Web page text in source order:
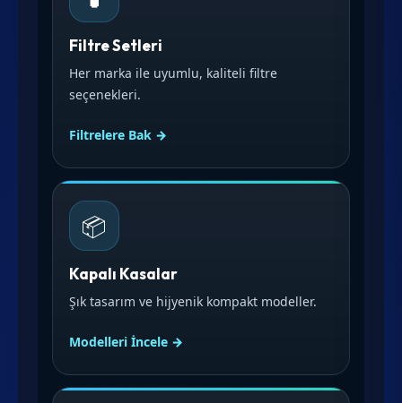
Filtre Setleri
Her marka ile uyumlu, kaliteli filtre
seçenekleri.
Filtrelere Bak →
📦
Kapalı Kasalar
Şık tasarım ve hijyenik kompakt modeller.
Modelleri İncele →